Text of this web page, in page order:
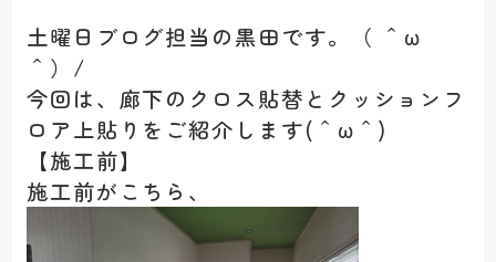
土曜日ブログ担当の黒田です。（ ＾ω
＾）/
今回は、廊下のクロス貼替とクッションフ
ロア上貼りをご紹介します(＾ω＾)
【施工前】
施工前がこちら、